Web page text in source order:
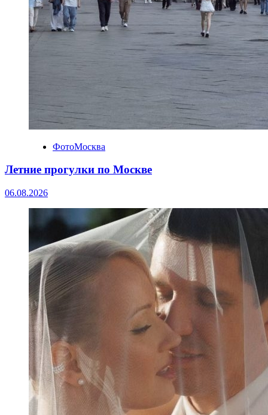
ФотоМосква
Летние прогулки по Москве
06.08.2026